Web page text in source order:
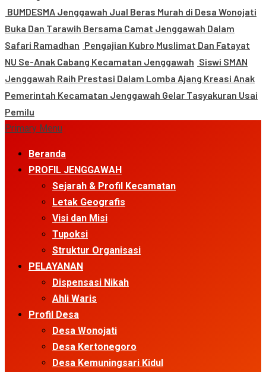
BUMDESMA Jenggawah Jual Beras Murah di Desa Wonojati
Buka Dan Tarawih Bersama Camat Jenggawah Dalam
Safari Ramadhan Pengajian Kubro Muslimat Dan Fatayat
NU Se-Anak Cabang Kecamatan Jenggawah Siswi SMAN
Jenggawah Raih Prestasi Dalam Lomba Ajang Kreasi Anak
Pemerintah Kecamatan Jenggawah Gelar Tasyakuran Usai
Pemilu
Primary Menu
Beranda
PROFIL JENGGAWAH
Sejarah & Profil Kecamatan
Letak Geografis
Visi dan Misi
Tupoksi
Struktur Organisasi
PELAYANAN
Dispensasi Nikah
Ahli Waris
Profil Desa
Desa Wonojati
Desa Kertonegoro
Desa Kemuningsari Kidul